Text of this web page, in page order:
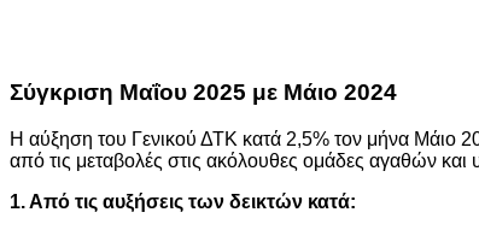
Σύγκριση Μαΐου 2025 με Μάιο 2024
Η αύξηση του Γενικού ΔΤΚ κατά 2,5% τον μήνα Μάιο
από τις μεταβολές στις ακόλουθες ομάδες αγαθών και
1. Από τις αυξήσεις των δεικτών κατά: